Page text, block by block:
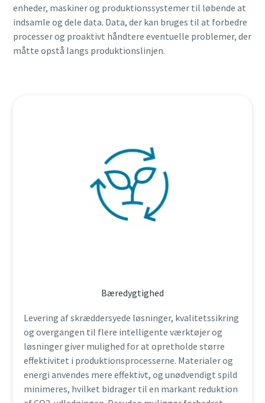
enheder, maskiner og produktionssystemer til løbende at
indsamle og dele data. Data, der kan bruges til at forbedre
processer og proaktivt håndtere eventuelle problemer, der
måtte opstå langs produktionslinjen.
Bæredygtighed
Levering af skræddersyede løsninger, kvalitetssikring
og overgangen til flere intelligente værktøjer og
løsninger giver mulighed for at opretholde større
effektivitet i produktionsprocesserne. Materialer og
energi anvendes mere effektivt, og unødvendigt spild
minimeres, hvilket bidrager til en markant reduktion